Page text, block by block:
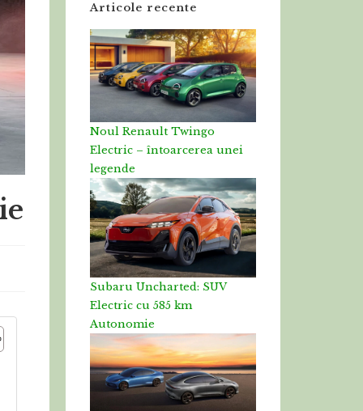
Articole recente
Noul Renault Twingo
Electric – întoarcerea unei
legende
Subaru Uncharted: SUV
Electric cu 585 km
Autonomie